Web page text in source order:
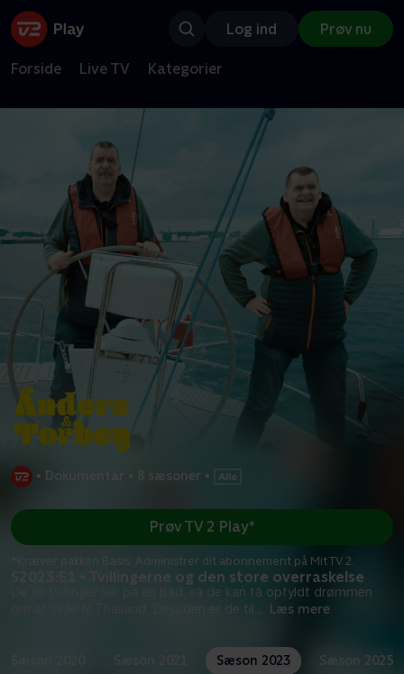
Log ind Prøv nu
Forside Live TV Kategorier
• Dokumentar • 8 sæsoner •
S2023:E1 • Tvillingerne og den store overraskelse
De to tvillinger ser på en båd, så de kan få opfyldt drømmen
om at sejle til Thailand. Desuden er de til ... Læs mere
Prøv TV 2 Play*
*Kræver pakken Basis. Administrer dit abonnement på Mit TV 2.
Sæson 2023 Sæson 2025